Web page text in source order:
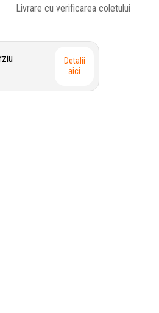
Livrare cu verificarea coletului
Detalii
aici